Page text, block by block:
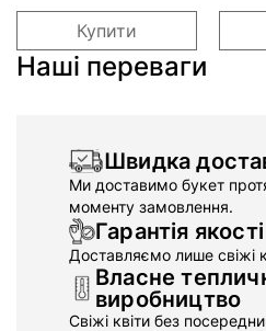
Купити
Наші переваги
Швидка
Ми доставимо букет
моменту замовлення.
Гарантія якості
Доставляємо лише свіжі
Власне
виробництво
Свіжі квіти без